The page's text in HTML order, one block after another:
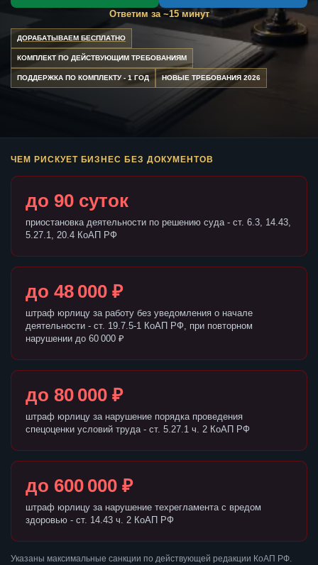
Ответим за ~15 минут
ДОРАБАТЫВАЕМ БЕСПЛАТНО
КОМПЛЕКТ ПО ДЕЙСТВУЮЩИМ ТРЕБОВАНИЯМ
ПОДДЕРЖКА ПО КОМПЛЕКТУ - 1 ГОД НОВЫЕ ТРЕБОВАНИЯ 2026
ЧЕМ РИСКУЕТ БИЗНЕС БЕЗ ДОКУМЕНТОВ
до 90 суток
приостановка деятельности по решению суда - ст. 6.3, 14.43,
5.27.1, 20.4 КоАП РФ
до 48 000 ₽
штраф юрлицу за работу без уведомления о начале
деятельности - ст. 19.7.5-1 КоАП РФ, при повторном
нарушении до 60 000 ₽
до 80 000 ₽
штраф юрлицу за нарушение порядка проведения
спецоценки условий труда - ст. 5.27.1 ч. 2 КоАП РФ
до 600 000 ₽
штраф юрлицу за нарушение техрегламента с вредом
здоровью - ст. 14.43 ч. 2 КоАП РФ
Указаны максимальные санкции по действующей редакции КоАП РФ.